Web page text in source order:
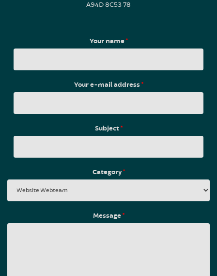
A94D 8C53 78
Your name*
Your e-mail address*
Subject*
Category*
Message*